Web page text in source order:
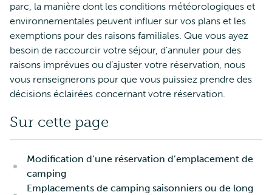
parc, la manière dont les conditions météorologiques et
environnementales peuvent influer sur vos plans et les
exemptions pour des raisons familiales. Que vous ayez
besoin de raccourcir votre séjour, d’annuler pour des
raisons imprévues ou d’ajuster votre réservation, nous
vous renseignerons pour que vous puissiez prendre des
décisions éclairées concernant votre réservation.
Sur cette page
Modification d’une réservation d’emplacement de
camping
Emplacements de camping saisonniers ou de long